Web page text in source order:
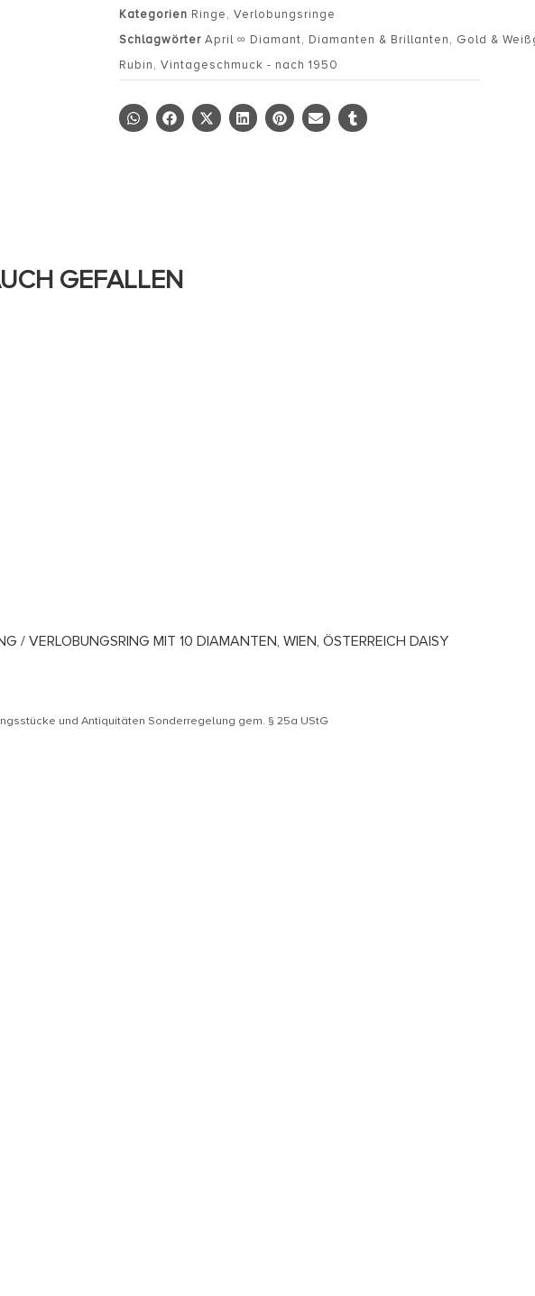
Kategorien Ringe,Verlobungsringe
Schlagwörter April ∞ Diamant, Diamanten & Brillanten, Gold &
Rubin,Vintageschmuck - nach 1950
GEFALLEN
/ VERLOBUNGSRING MIT 10 DIAMANTEN, WIEN, ÖSTERREICH DAISY
und Antiquitäten Sonderregelung gem. § 25a UStG